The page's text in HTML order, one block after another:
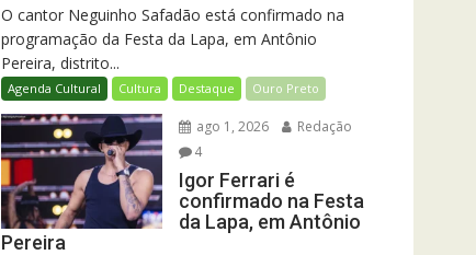
O cantor Neguinho Safadão está confirmado na
programação da Festa da Lapa, em Antônio
Pereira, distrito...
Agenda Cultural Cultura Destaque Ouro Preto
ago 1, 2026
Redação
4
Igor Ferrari é
confirmado na Festa
da Lapa, em Antônio
Pereira